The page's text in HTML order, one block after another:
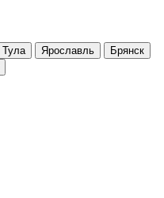
Тула Ярославль
Брянск